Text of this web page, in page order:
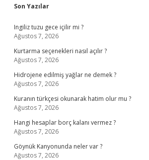
Sidebar
Son Yazılar
Ingiliz tuzu gece içilir mi ?
Ağustos 7, 2026
Kurtarma seçenekleri nasıl açılır ?
Ağustos 7, 2026
Hidrojene edilmiş yağlar ne demek ?
Ağustos 7, 2026
Kuranın türkçesi okunarak hatim olur mu ?
Ağustos 7, 2026
Hangi hesaplar borç kalanı vermez ?
Ağustos 7, 2026
Göynük Kanyonunda neler var ?
Ağustos 7, 2026